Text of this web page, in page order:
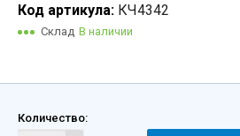
Код артикула: КЧ4342
Склад В наличии
Количество: